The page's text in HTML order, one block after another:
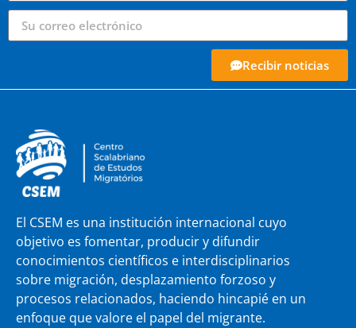
Recibir noticias
El CSEM es una institución internacional cuyo
objetivo es fomentar, producir y difundir
conocimientos científicos e interdisciplinarios
sobre migración, desplazamiento forzoso y
procesos relacionados, haciendo hincapié en un
enfoque que valore el papel del migrante.